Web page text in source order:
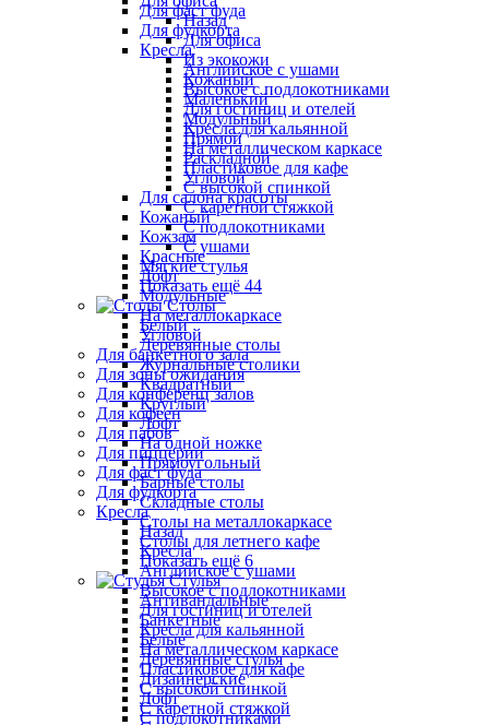
Для фаст фуда
Для фудкорта
Кресла
Английское с ушами
Высокое с подлокотниками
Для гостиниц и отелей
Кресла для кальянной
На металлическом каркасе
Пластиковое для кафе
С высокой спинкой
С каретной стяжкой
С подлокотниками
С ушами
Мягкие стулья
Показать ещё 44
Столы
Белый
Деревянные столы
Журнальные столики
Квадратный
Круглый
Лофт
На одной ножке
Прямоугольный
Барные столы
Складные столы
Столы на металлокаркасе
Столы для летнего кафе
Показать ещё 6
Стулья
Антивандальные
Банкетные
Белые
Деревянные стулья
Дизайнерские
Лофт
С подлокотниками
Назад
Для офиса
Из экокожи
Кожаный
Маленький
Модульный
Прямой
Раскладной
Угловой
Для салона красоты
Кожаный
Кожзам
Красные
Лофт
Модульные
На металлокаркасе
Угловой
Для банкетного зала
Для зоны ожидания
Для конференц залов
Для кофеен
Для пабов
Для пиццерии
Для фаст фуда
Для фудкорта
Кресла
Назад
Кресла
Английское с ушами
Высокое с подлокотниками
Для гостиниц и отелей
Кресла для кальянной
На металлическом каркасе
Пластиковое для кафе
С высокой спинкой
С каретной стяжкой